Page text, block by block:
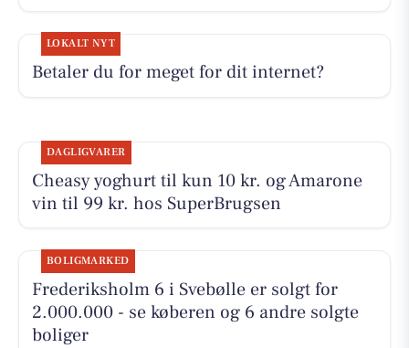
LOKALT NYT
Betaler du for meget for dit internet?
DAGLIGVARER
Cheasy yoghurt til kun 10 kr. og Amarone
vin til 99 kr. hos SuperBrugsen
BOLIGMARKED
Frederiksholm 6 i Svebølle er solgt for
2.000.000 - se køberen og 6 andre solgte
boliger